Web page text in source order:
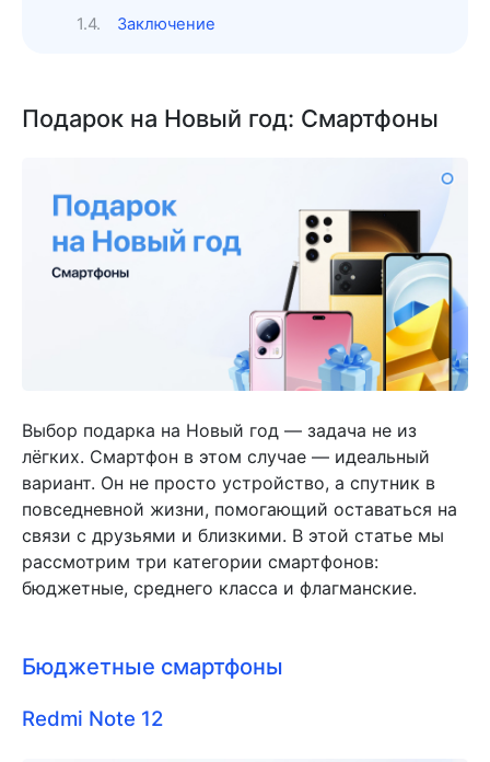
Заключение
Подарок на Новый год: Смартфоны
Выбор подарка на Новый год — задача не из
лёгких. Смартфон в этом случае — идеальный
вариант. Он не просто устройство, а спутник в
повседневной жизни, помогающий оставаться на
связи с друзьями и близкими. В этой статье мы
рассмотрим три категории смартфонов:
бюджетные, среднего класса и флагманские.
Бюджетные смартфоны
Redmi Note 12